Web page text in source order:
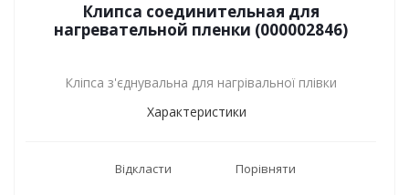
Клипса соединительная для
нагревательной пленки (000002846)
Кліпса з'єднувальна для нагрівальної плівки
Характеристики
Відкласти Порівняти